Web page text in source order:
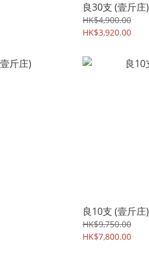
良30支 (壹斤庄)
HK$4,900.00
HK$3,920.00
良10支 (壹斤庄)
HK$9,750.00
HK$7,800.00